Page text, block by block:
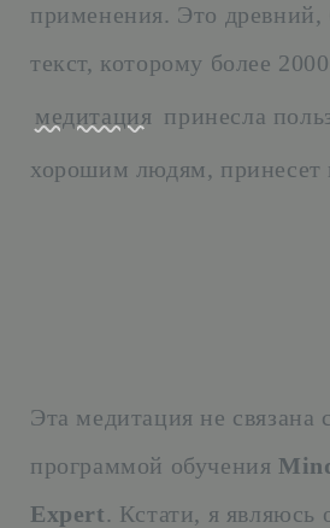
применения. Это древний,
текст, которому более
медитация принесла
хорошим людям, принесет
Эта медитация не связана
программой обучения
Expert. Кстати, я являюсь